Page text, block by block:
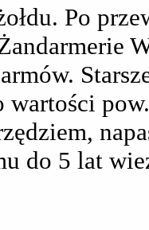
Po
do 5 lat